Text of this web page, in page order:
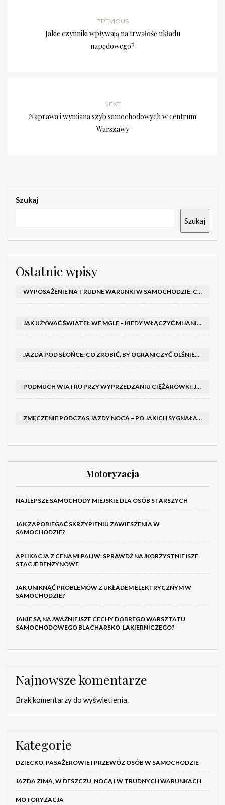
PREVIOUS
Jakie czynniki wpływają na trwałość układu
napędowego?
NEXT
Naprawa i wymiana szyb samochodowych w centrum
Warszawy
Szukaj
Szukaj
Ostatnie wpisy
WYPOSAŻENIE NA TRUDNE WARUNKI W SAMOCHODZIE: CO MIEĆ ZIMĄ, W TRASIE I NA WYPADEK AWARII
JAK UŻYWAĆ ŚWIATEŁ WE MGLE – KIEDY WŁĄCZYĆ MIJANIA I PRZECIWMGIELNE ORAZ CZEGO NIE ROBIĆ
JAZDA POD SŁOŃCE: CO ZROBIĆ, BY OGRANICZYĆ OLŚNIENIE I POPRAWIĆ WIDOCZNOŚĆ
PODMUCH WIATRU PRZY WYPRZEDZANIU CIĘŻARÓWKI: JAK UTRZYMAĆ TOR JAZDY I OPANOWAĆ AUTO
ZMĘCZENIE PODCZAS JAZDY NOCĄ – PO JAKICH SYGNAŁACH ROZPOZNAĆ SENNOŚĆ ZA KIEROWNICĄ I KIEDY ZROBIĆ PRZERWĘ
Motoryzacja
NAJLEPSZE SAMOCHODY MIEJSKIE DLA OSÓB STARSZYCH
JAK ZAPOBIEGAĆ SKRZYPIENIU ZAWIESZENIA W
SAMOCHODZIE?
APLIKACJA Z CENAMI PALIW: SPRAWDŹ NAJKORZYSTNIEJSZE
STACJE BENZYNOWE
JAK UNIKNĄĆ PROBLEMÓW Z UKŁADEM ELEKTRYCZNYM W
SAMOCHODZIE?
JAKIE SĄ NAJWAŻNIEJSZE CECHY DOBREGO WARSZTATU
SAMOCHODOWEGO BLACHARSKO-LAKIERNICZEGO?
Najnowsze komentarze
Brak komentarzy do wyświetlenia.
Kategorie
DZIECKO, PASAŻEROWIE I PRZEWÓZ OSÓB W SAMOCHODZIE
JAZDA ZIMĄ, W DESZCZU, NOCĄ I W TRUDNYCH WARUNKACH
MOTORYZACJA